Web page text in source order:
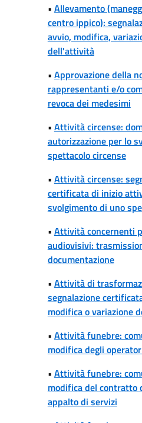
• Allevamento
centro ippico):
avvio, modifica,
dell'attività
• Approvazione della
rappresentanti e/o
revoca dei medesimi
• Attività circense:
autorizzazione per lo
spettacolo circense
• Attività circense:
certificata di inizio
svolgimento di uno
• Attività concernenti
audiovisivi:
documentazione
• Attività di
segnalazione
modifica o variazione
• Attività funebre:
modifica degli
• Attività funebre:
modifica del contratto
appalto di servizi